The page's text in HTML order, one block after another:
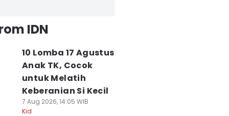
IDN
10 Lomba 17 Agustus
Anak TK, Cocok
untuk Melatih
Keberanian Si Kecil
7 Aug 2026, 14:05 WIB
Kid